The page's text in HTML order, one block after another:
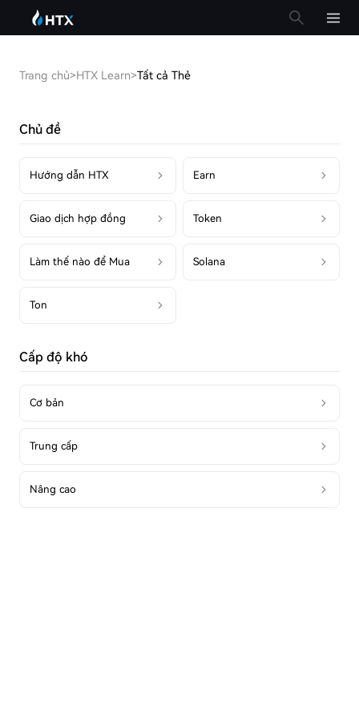
Trang chủ>HTX Learn>Tất cả Thẻ
Chủ đề
Hướng dẫn HTX Earn
Giao dịch hợp đồng Token
Làm thế nào để Mua Solana
Ton
Cấp độ khó
Cơ bản
Trung cấp
Nâng cao